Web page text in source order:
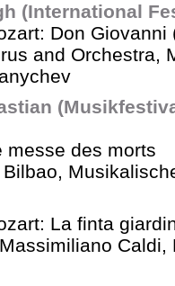
(International
Don Giovanni
and Orchestra,
messe des morts
La finta
Caldi,